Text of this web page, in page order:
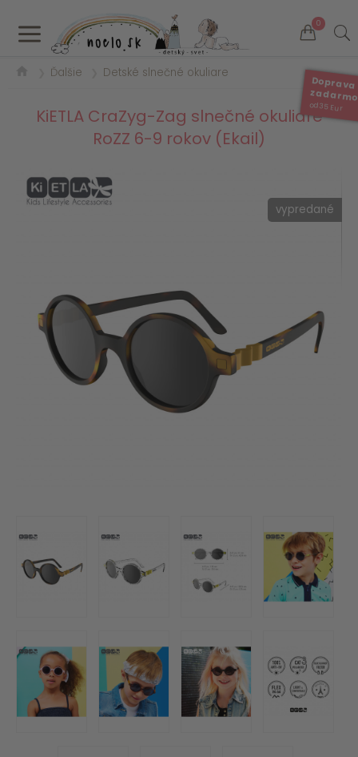
a 0
Doprava
od 35 Eur
Ďalšie Detské slnečné okuliare
KiETLA CraZyg-Zag slnečné okuliare
RoZZ 6-9 rokov (Ekail)
vypredané